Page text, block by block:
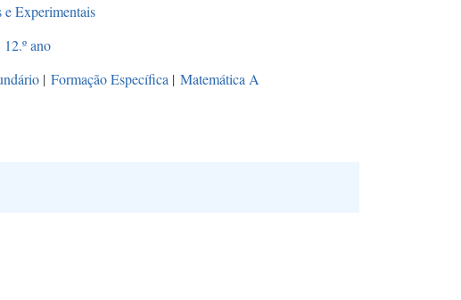
e Experimentais
12.º ano
| Formação Específica | Matemática A